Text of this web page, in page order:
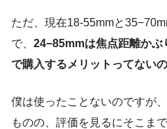
ただ、現在18-55mmと
で、 24−85mmは焦点距離かぶ
で購入するメリットってない
僕は使ったことないのですが
ものの、評価を見るにそこま